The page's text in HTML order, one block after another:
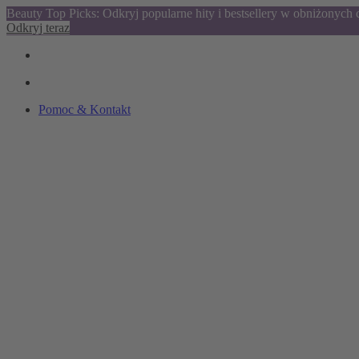
Beauty Top Picks: Odkryj popularne hity i bestsellery w obniżonych
Odkryj teraz
Pomoc & Kontakt